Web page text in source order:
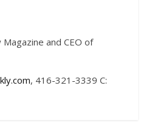
and CEO of
, 416-321-3339 C: